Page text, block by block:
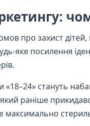
про захист
яке посилення
«18–24» стануть
який раніше
максимально